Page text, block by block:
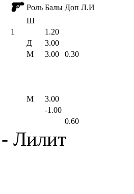
Роль Балы Доп Л.И
Ш
1
1.20
Д
3.00
М 3.00
0.30
М
3.00
-1.00
0.60
Лилит